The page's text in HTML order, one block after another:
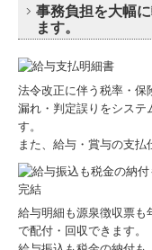
事務負担を大幅
ます。
法令改正に伴う税率・保
漏れ・判定誤りをシステ
す。
また、給与・賞与の支払
給与明細も源泉徴収票も
で配付・回収できます。